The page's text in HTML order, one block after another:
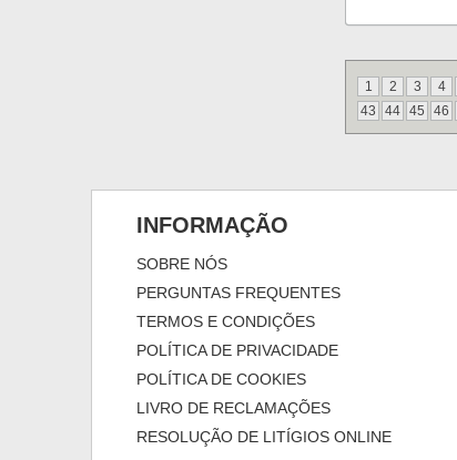
1 2 3 4
43
44 45 46
INFORMAÇÃO
SOBRE NÓS
PERGUNTAS FREQUENTES
TERMOS E CONDIÇÕES
POLÍTICA DE PRIVACIDADE
POLÍTICA DE COOKIES
LIVRO DE RECLAMAÇÕES
RESOLUÇÃO DE LITÍGIOS ONLINE